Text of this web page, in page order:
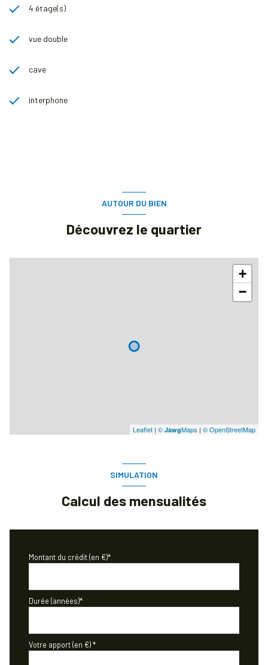
4 étage(s)
vue double
cave
interphone
AUTOUR DU BIEN
Découvrez le quartier
+
−
Leaflet | © JawgMaps | © OpenStreetMap
SIMULATION
Calcul des mensualités
Montant du crédit (en €)*
Durée (années)*
Votre apport (en €) *